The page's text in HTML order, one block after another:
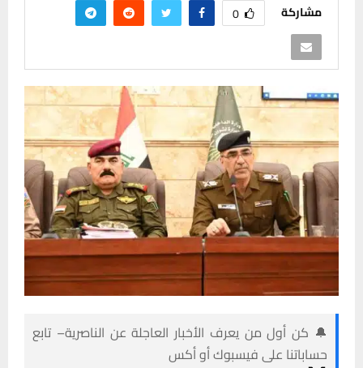
مشاركة 0
🔔 كن أول من يعرف الأخبار العاجلة عن الناصرية– تابع
حساباتنا على فيسبوك أو أكس